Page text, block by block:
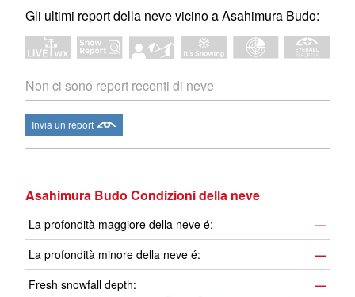
Gli ultimi report della neve vicino a Asahimura Budo:
Non ci sono report recenti di neve
Invia un report
Asahimura Budo Condizioni della neve
La profondità maggiore della neve é:
—
La profondità minore della neve é:
—
Fresh snowfall depth:
—